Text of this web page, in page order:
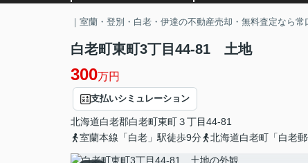
｜室蘭・登別・白老・伊達の不動産売却・無料査定なら
白老町東町3丁目44-81 土地
300万円
支払いシミュレーション
北海道白老郡白老町東町３丁目44-81
室蘭本線「白老」駅徒歩9分
北海道白老町「白老